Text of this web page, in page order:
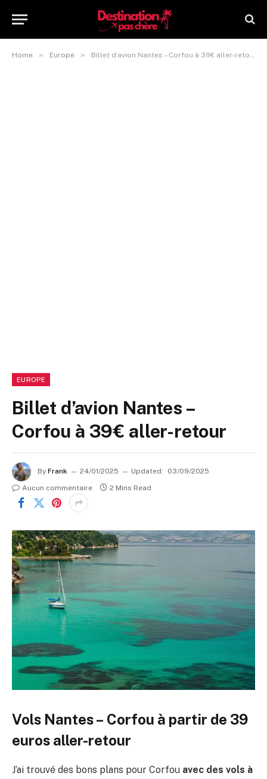
Home » Europe » Billet d’avion Nantes – Corfou à 39€ aller-retour
EUROPE
Billet d’avion Nantes –
Corfou à 39€ aller-retour
By Frank 24/01/2025 Updated:
03/09/2025
Aucun commentaire
2 Mins Read
Vols Nantes – Corfou à partir de 39
euros aller-retour
J’ai trouvé des bons plans pour Corfou avec des vols à